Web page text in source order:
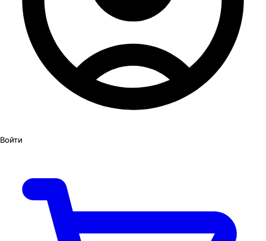
Войти